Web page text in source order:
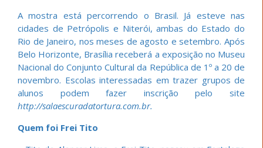
A mostra está percorrendo o Brasil. Já esteve nas
cidades de Petrópolis e Niterói, ambas do Estado do
Rio de Janeiro, nos meses de agosto e setembro. Após
Belo Horizonte, Brasília receberá a exposição no Museu
Nacional do Conjunto Cultural da República de 1º a 20 de
novembro. Escolas interessadas em trazer grupos de
alunos podem fazer inscrição pelo site
http://salaescuradatortura.com.br.
Quem foi Frei Tito